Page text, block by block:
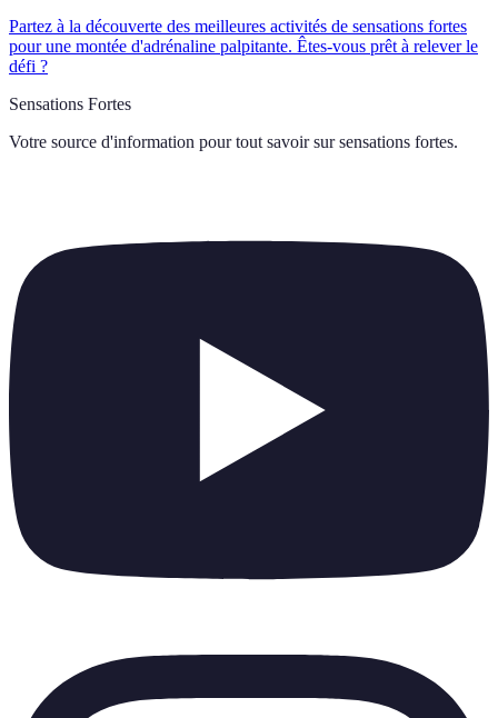
Partez à la découverte des meilleures activités de sensations fortes
pour une montée d'adrénaline palpitante. Êtes-vous prêt à relever le
défi ?
Sensations Fortes
Votre source d'information pour tout savoir sur sensations fortes.